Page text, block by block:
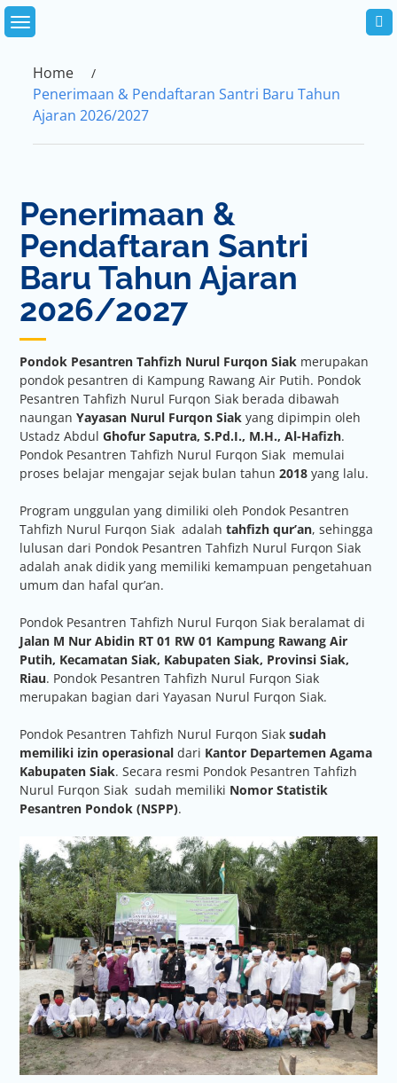
Skip
Home
Penerimaan & Pendaftaran Santri Baru Tahun
Ajaran 2026/2027
Penerimaan &
Pendaftaran Santri
Baru Tahun Ajaran
2026/2027
Pondok Pesantren Tahfizh Nurul Furqon Siak merupakan
pondok pesantren di Kampung Rawang Air Putih. Pondok
Pesantren Tahfizh Nurul Furqon Siak berada dibawah
naunganYayasan Nurul Furqon Siak yang dipimpin oleh
Ustadz AbdulGhofur Saputra, S.Pd.I., M.H., Al-Hafizh.
Pondok Pesantren Tahfizh Nurul Furqon Siak memulai
proses belajar mengajar sejak bulan tahun2018 yang lalu.
Program unggulan yang dimiliki oleh Pondok Pesantren
Tahfizh Nurul Furqon Siak adalahtahfizh qur’an, sehingga
lulusan dari Pondok Pesantren Tahfizh Nurul Furqon Siak
adalah anak didik yang memiliki kemampuan pengetahuan
umum dan hafal qur’an.
Pondok Pesantren Tahfizh Nurul Furqon Siak beralamat di
Jalan M Nur Abidin RT 01 RW 01 Kampung Rawang Air
Putih, Kecamatan Siak, Kabupaten Siak, Provinsi Siak,
Riau. Pondok Pesantren Tahfizh Nurul Furqon Siak
merupakan bagian dari Yayasan Nurul Furqon Siak.
Pondok Pesantren Tahfizh Nurul Furqon Siaksudah
memiliki izin operasional dari Kantor Departemen Agama
Kabupaten Siak. Secara resmi Pondok Pesantren Tahfizh
Nurul Furqon Siak sudah memiliki Nomor Statistik
Pesantren Pondok (NSPP).